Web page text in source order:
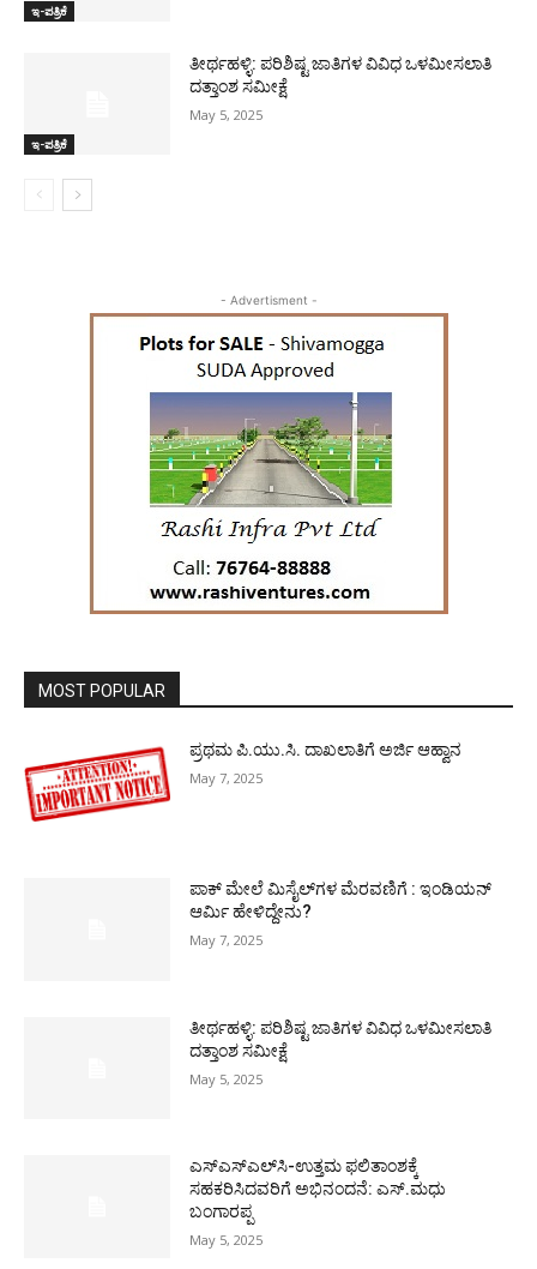
ಇ-ಪತ್ರಿಕೆ
ಇ-ಪತ್ರಿಕೆ
ತೀರ್ಥಹಳ್ಳಿ: ಪರಿಶಿಷ್ಟ ಜಾತಿಗಳ ವಿವಿಧ ಒಳಮೀಸಲಾತಿ
ದತ್ತಾಂಶ ಸಮೀಕ್ಷೆ
May 5, 2025
- Advertisment -
MOST POPULAR
ಪ್ರಥಮ ಪಿ.ಯು.ಸಿ. ದಾಖಲಾತಿಗೆ ಅರ್ಜಿ ಆಹ್ವಾನ
May 7, 2025
ಪಾಕ್​ ಮೇಲೆ ಮಿಸೈಲ್​ಗಳ ಮೆರವಣಿಗೆ : ಇಂಡಿಯನ್
ಆರ್ಮಿ ಹೇಳಿದ್ದೇನು?
May 7, 2025
ತೀರ್ಥಹಳ್ಳಿ: ಪರಿಶಿಷ್ಟ ಜಾತಿಗಳ ವಿವಿಧ ಒಳಮೀಸಲಾತಿ
ದತ್ತಾಂಶ ಸಮೀಕ್ಷೆ
May 5, 2025
ಎಸ್‌ಎಸ್‌ಎಲ್‌ಸಿ-ಉತ್ತಮ ಫಲಿತಾಂಶಕ್ಕೆ
ಸಹಕರಿಸಿದವರಿಗೆ ಅಭಿನಂದನೆ: ಎಸ್.ಮಧು
ಬಂಗಾರಪ್ಪ
May 5, 2025